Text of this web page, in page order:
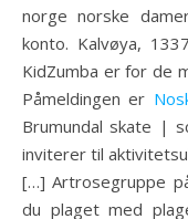
norge norske
konto. Kalvøya,
KidZumba er for de
Påmeldingen er
Brumundal skate |
inviterer til
[…] Artrosegruppe
du plaget med